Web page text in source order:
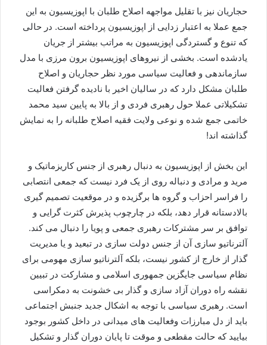
حجاریان نیز با تقلیل مواجهه اصلاح طلبان با اپوزیسیون به این
جمع عملا به اعتبار زدایی از اپوزیسیون پرداخته است. در حالی
که تنوع و گستردگی اپوزیسیون به مراتب بیشتر از جریان
یادشده است. بخشی از نیروهای اپوزیسیون برون مرزی با مدل
سازماندهی و فعالیت سیاسی مورد نظر حجاریان و اصلاح
طلبان مشکل دارد که در سالیان اخیر با نادیده گرفتن فعالیت
تشکیلاتی عملا حول رهبری فردی و از بالا به پایین سید محمد
خاتمی جمع شده و نوعی ولایت فقیه اصلاح طلبانه را به نمایش
گذاشته اند!
این بخش از اپوزیسیون به دنبال رهبری از جنس کاریزماتیک و
مرید و مرادی و دنباله روی از یک فرد نیست که جمعی انتصابی
را فراسر احزاب و گروه ها برگزیده و در موقعیت تصمیم گیری
بالادستانه قرار دهد، بلکه در چارچوب پذیرش کثرت گرایی و
توافق بر سر مشترکات رهبری جمعی و پویا را دنبال می کند.
آلترناتیو سازی آن از جنس دولت سازی در تبعید و یا مدیریت
گذار از خارج از کشور نیست، بلکه آلترناتیو سازی مهومی برای
نظام سیاسی جایگزین جمهوری اسلامی و مشارکت در تبیین
نقشه راه دوران آزاد سازی و گذار بی خشونت به دمکراسی
است. رهبری سیاسی با توجه به اشکال جدید جنبش اجتماعی
باید از دل مبارزات وفعالیت های میدانی در داخل کشور بوجود
بیایید که حالت مقطعی و موقت تا پایان دوران گذار و تشکیل